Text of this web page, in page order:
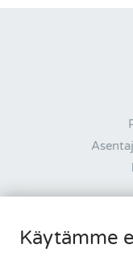
MA-
Käytämme